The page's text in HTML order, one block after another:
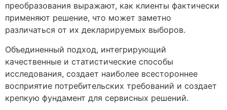
преобразования выражают, как клиенты фактически
применяют решение, что может заметно
различаться от их декларируемых выборов.
Объединенный подход, интегрирующий
качественные и статистические способы
исследования, создает наиболее всестороннее
восприятие потребительских требований и создает
крепкую фундамент для сервисных решений.